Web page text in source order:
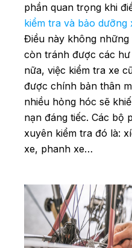
phần quan trọng khi
kiểm tra và bảo
Điều này không
còn tránh được các
nữa, việc kiểm tra xe
được chính bản thân
nhiều hỏng hóc sẽ
nạn đáng tiếc. Các bộ
xuyên kiểm tra đó là:
xe, phanh xe…